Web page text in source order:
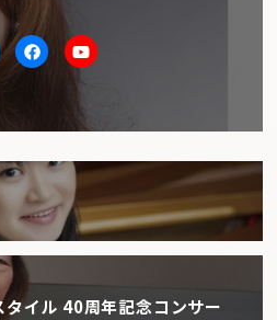
facebookYoutube
イル 40周年記念コンサー